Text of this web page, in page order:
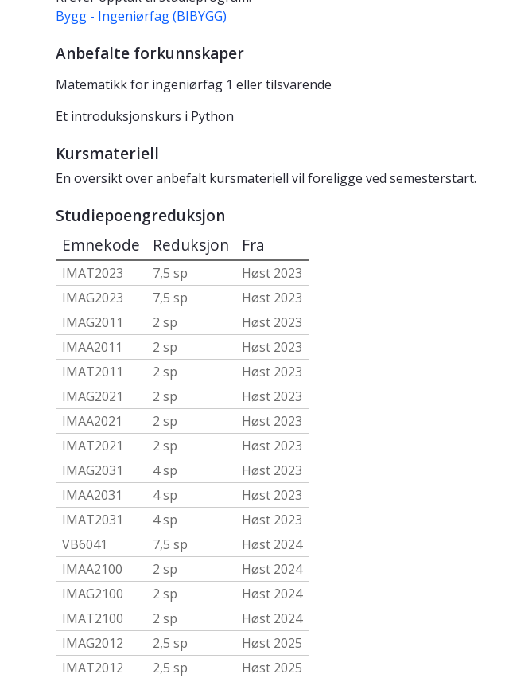
Bygg - Ingeniørfag (BIBYGG)
Anbefalte forkunnskaper
Matematikk for ingeniørfag 1 eller tilsvarende
Et introduksjonskurs i Python
Kursmateriell
En oversikt over anbefalt kursmateriell vil foreligge ved semesterstart.
Studiepoengreduksjon
Emnekode Reduksjon Fra
IMAT2023 7,5 sp
Høst 2023
IMAG2023
7,5 sp
Høst 2023
IMAG2011
2 sp
Høst 2023
IMAA2011
2 sp
Høst 2023
IMAT2011
2 sp
Høst 2023
IMAG2021
2 sp
Høst 2023
IMAA2021
2 sp
Høst 2023
IMAT2021
2 sp
Høst 2023
IMAG2031
4 sp
Høst 2023
IMAA2031
4 sp
Høst 2023
IMAT2031
4 sp
Høst 2023
VB6041
7,5 sp
Høst 2024
IMAA2100
2 sp
Høst 2024
IMAG2100
2 sp
Høst 2024
IMAT2100
2 sp
Høst 2024
IMAG2012
2,5 sp
Høst 2025
IMAT2012
2,5 sp
Høst 2025